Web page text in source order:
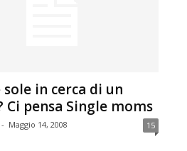
in cerca di un
Ci pensa Single moms
- Maggio 14, 2008 15